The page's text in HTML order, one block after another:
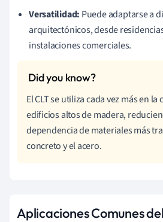
Versatilidad: Puede adaptarse a
arquitectónicos, desde
instalaciones comerciales.
El CLT se utiliza cada vez más en
edificios altos de madera,
dependencia de materiales más
concreto y el acero.
Aplicaciones Comunes